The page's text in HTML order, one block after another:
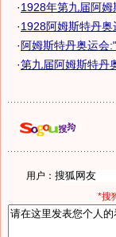
·1928年第九届阿
·1928阿姆斯特丹奥
· 阿姆斯特丹奥运会
·第九届阿姆斯特丹
用户：
*搜